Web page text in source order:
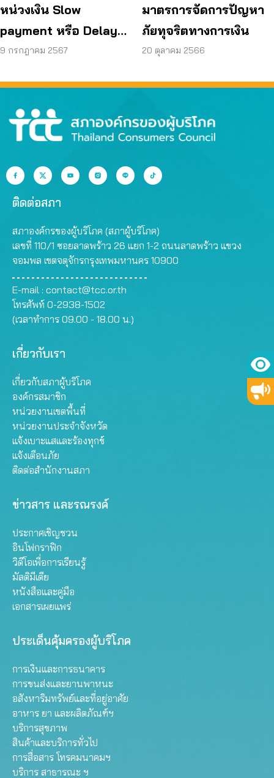
หน่วงเงิน Slow
payment หรือ Delayed
Transaction
9 กรกฎาคม 2567
มาตรการจัดการปัญหา
ภัยทุจริตทางการเงิน
20 ตุลาคม 2566
ติดต่อสภา
สภาองค์กรของผู้บริโภค (สภาผู้บริโภค)
เลขที่ 110/1 ซอยลาดพร้าว 26 แยก 1-2 ถนนลาดพร้าว แขวง
จอมพล เขตจตุจักรกรุงเทพมหานคร 10900
E-mail : contact@tcc.or.th
โทรศัพท์ 0-2938-1502
(เวลาทำการ 09.00 - 18.00 น.)
เกี่ยวกับเรา
เกี่ยวกับสภาผู้บริโภค
องค์กรสมาชิก
หน่วยงานเขตพื้นที่
หน่วยงานประจำจังหวัด
แจ้งเบาะแสและร้องทุกข์
แจ้งเตือนภัย
ติดต่อสำนักงานสภา
ข่าวสาร และรณรงค์
ประกาศเชิญชวน
อินโฟกราฟิก
วิดีโอเพื่อการเรียนรู้
มัลติมีเดีย
หนังสือและคู่มือ
เอกสารเผยแพร่
ประเด็นคุ้มครองผู้บริโภค
การเงินและการธนาคาร
การขนส่งและยานพาหนะ
อสังหาริมทรัพย์และที่อยู่อาศัย
อาหาร ยา และผลิตภัณฑ์ฯ
บริการสุขภาพ
สินค้าและบริการทั่วไป
การสื่อสาร โทรคมนาคมฯ
บริการ สาธารณะ ฯ